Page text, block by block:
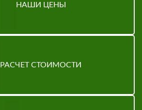
НАШИ ЦЕНЫ
РАСЧЕТ СТОИМОСТИ